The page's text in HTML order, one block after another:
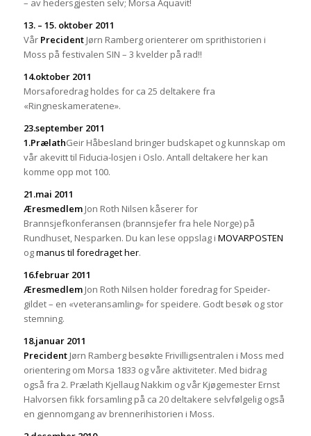
– av hedersgjesten selv; Morsa Aquavit!
13. – 15. oktober 2011
Vår PrecidentJørn Ramberg orienterer om sprithistorien i
Moss på festivalen SIN – 3 kvelder på rad!!
14.oktober 2011
Morsaforedrag holdes for ca 25 deltakere fra
«Ringneskameratene».
23.september 2011
1.PrælathGeir Håbesland bringer budskapet og kunnskap om
vår akevitt til Fiducia-losjen i Oslo. Antall deltakere her kan
komme opp mot 100.
21.mai 2011
Æresmedlem Jon Roth Nilsen kåserer for
Brannsjefkonferansen (brannsjefer fra hele Norge) på
Rundhuset, Nesparken. Du kan lese oppslag i MOVARPOSTEN
ogmanus til foredraget her.
16.februar 2011
Æresmedlem Jon Roth Nilsen holder foredrag for Speider-
gildet – en «veteransamling» for speidere. Godt besøk og stor
stemning.
18.januar 2011
Precident Jørn Ramberg besøkte Frivilligsentralen i Moss med
orientering om Morsa 1833 og våre aktiviteter. Med bidrag
også fra 2. Prælath Kjellaug Nakkim og vår Kjøgemester Ernst
Halvorsen fikk forsamling på ca 20 deltakere selvfølgelig også
en gjennomgang av brennerihistorien i Moss.